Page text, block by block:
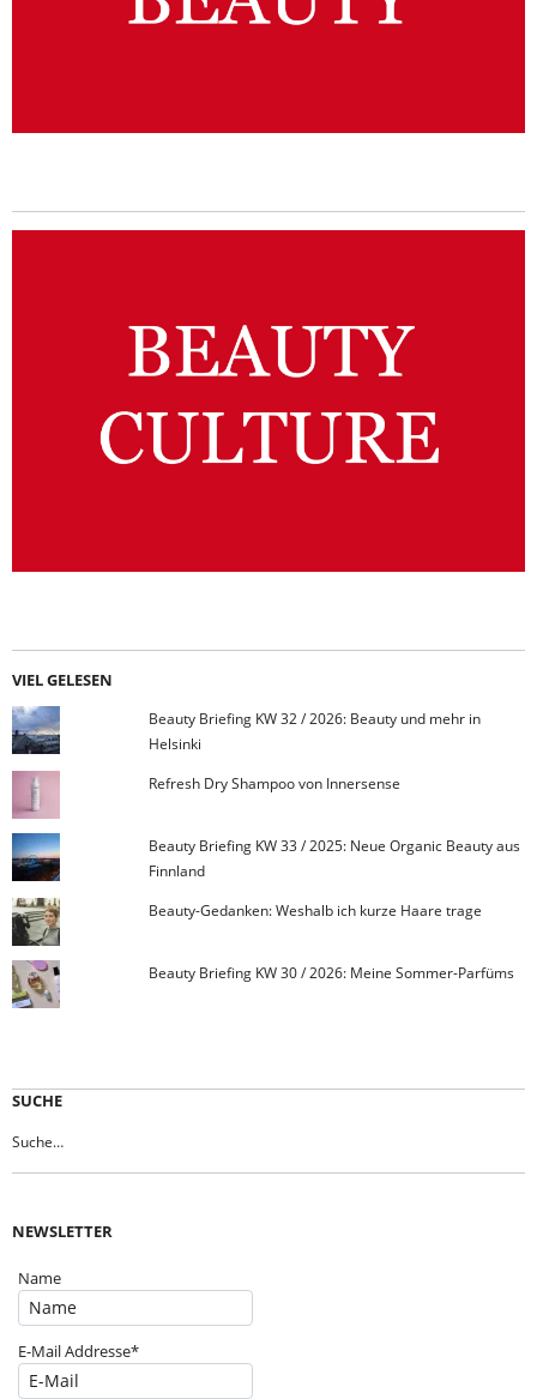
VIEL GELESEN
Beauty Briefing KW 32 / 2026: Beauty und mehr in
Helsinki
Refresh Dry Shampoo von Innersense
Beauty Briefing KW 33 / 2025: Neue Organic Beauty aus
Finnland
Beauty-Gedanken: Weshalb ich kurze Haare trage
Beauty Briefing KW 30 / 2026: Meine Sommer-Parfüms
SUCHE
NEWSLETTER
Name
E-Mail Addresse*